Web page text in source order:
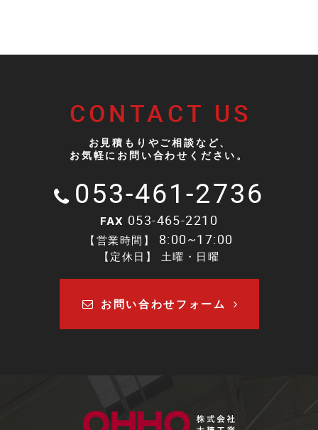
CONTACT US
お見積もりやご相談など、
お気軽にお問い合わせください。
053-461-2736
FAX 053-465-2210
【営業時間】 8:00~17:00
【定休日】 土曜・日曜
お問い合わせフォーム